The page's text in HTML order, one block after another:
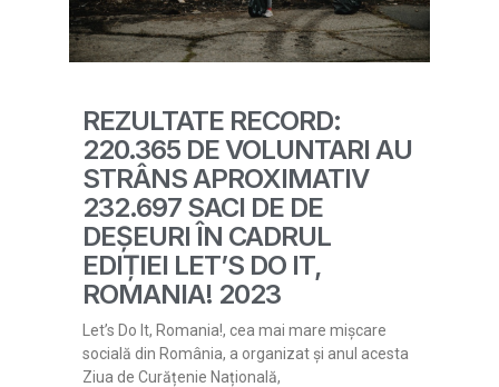
REZULTATE RECORD:
220.365 DE VOLUNTARI AU
STRÂNS APROXIMATIV
232.697 SACI DE DE
DEȘEURI ÎN CADRUL
EDIȚIEI LET’S DO IT,
ROMANIA! 2023
Let’s Do It, Romania!, cea mai mare mișcare
socială din România, a organizat și anul acesta
Ziua de Curățenie Națională,